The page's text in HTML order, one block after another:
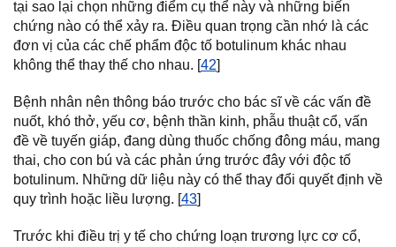
tại sao lại chọn những điểm cụ thể này và những biến
chứng nào có thể xảy ra. Điều quan trọng cần nhớ là các
đơn vị của các chế phẩm độc tố botulinum khác nhau
không thể thay thế cho nhau. [42]
Bệnh nhân nên thông báo trước cho bác sĩ về các vấn đề
nuốt, khó thở, yếu cơ, bệnh thần kinh, phẫu thuật cổ, vấn
đề về tuyến giáp, đang dùng thuốc chống đông máu, mang
thai, cho con bú và các phản ứng trước đây với độc tố
botulinum. Những dữ liệu này có thể thay đổi quyết định về
quy trình hoặc liều lượng. [43]
Trước khi điều trị y tế cho chứng loạn trương lực cơ cổ,